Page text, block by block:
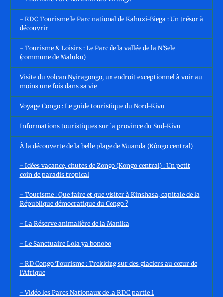
- RDC Tourisme le Parc national de Kahuzi-Biega : Un trésor à
découvrir
- Tourisme & Loisirs : Le Parc de la vallée de la N’Sele
(commune de Maluku)
Visite du volcan Nyiragongo, un endroit exceptionnel à voir au
moins une fois dans sa vie
Voyage Congo : Le guide touristique du Nord-Kivu
Informations touristiques sur la province du Sud-Kivu
À la découverte de la belle plage de Muanda (Kôngo central)
- Idées vacance, chutes de Zongo (Kongo central) : Un petit
coin de paradis tropical
- Tourisme : Que faire et que visiter à Kinshasa, capitale de la
République démocratique du Congo ?
- La Réserve animalière de la Manika
- Le Sanctuaire Lola ya bonobo
- RD Congo Tourisme : Trekking sur des glaciers au cœur de
l’Afrique
- Vidéo les Parcs Nationaux de la RDC partie 1